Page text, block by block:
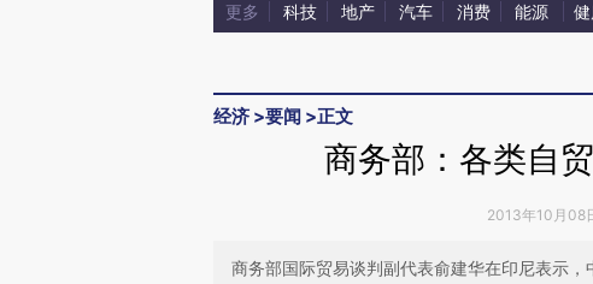
更多 科技 地产 汽车 消费 能源
经济 >要闻 >正文
商务部：各类自
2013年10月08
商务部国际贸易谈判副代表俞建华在印尼表示